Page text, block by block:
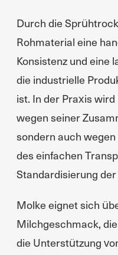
Durch die
Rohmaterial eine
Konsistenz und eine
die industrielle
ist. In der Praxis
wegen seiner
sondern auch
des einfachen
Standardisierung
Molke eignet sich
Milchgeschmack,
die Unterstützung